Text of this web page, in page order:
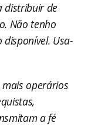
distribuir de
Não tenho
Usa-
mais operários
a fé